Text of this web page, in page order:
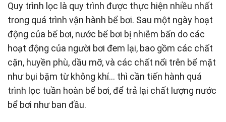
Quy trình lọc là quy trình được thực hiện nhiều nhất
trong quá trình vận hành bể bơi. Sau một ngày hoạt
động của bể bơi, nước bể bơi bị nhiễm bẩn do các
hoạt động của người bơi đem lại, bao gồm các chất
cặn, huyền phù, dầu mỡ, và các chất nổi trên bể mặt
như bụi bặm từ không khí… thì cần tiến hành quá
trình lọc tuần hoàn bể bơi, để trả lại chất lượng nước
bể bơi như ban đầu.